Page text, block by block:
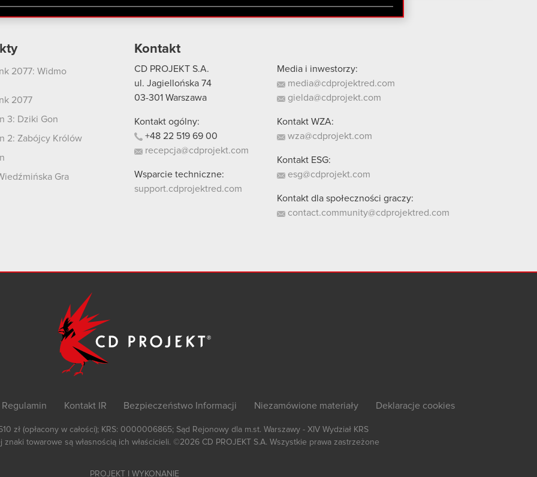
cookie.
2077: Widmo
2077
3: Dziki Gon
2: Zabójcy Królów
Gra
Kontakt
CD PROJEKT S.A.
ul. Jagiellońska 74
03-301 Warszawa
Kontakt ogólny:
+48 22 519 69 00
recepcja@cdprojekt.com
Wsparcie techniczne:
support.cdprojektred.com
Media i inwestorzy:
media@cdprojektred.com
gielda@cdprojekt.com
Kontakt WZA:
wza@cdprojekt.com
Kontakt ESG:
esg@cdprojekt.com
Kontakt dla społeczności graczy:
contact.community@cdprojektred.com
Regulamin Kontakt IR Bezpieczeństwo Informacji Niezamówione materiały Deklaracje cookies
zł (opłacony w całości); KRS: 0000006865; Sąd Rejonowy dla m.st. Warszawy - XIV Wydział KRS
towarowe są własnością ich właścicieli. ©2026 CD PROJEKT S.A. Wszystkie prawa zastrzeżone
PROJEKT I WYKONANIE